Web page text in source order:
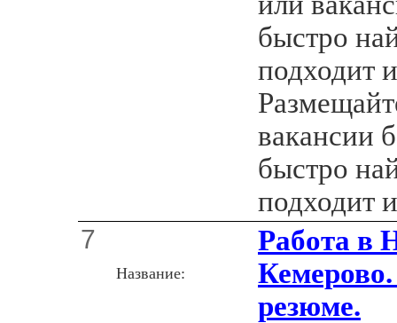
быстро
подходит
вакансии
быстро
подходит
7
Название:
Работа в
резюме.